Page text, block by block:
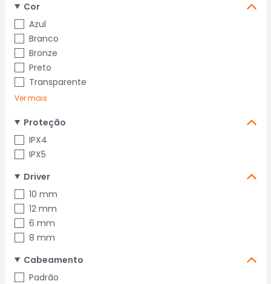
Cor
Azul
Branco
Bronze
Preto
Transparente
Ver mais
Proteção
IPX4
IPX5
Driver
10 mm
12 mm
6 mm
8 mm
Cabeamento
Padrão